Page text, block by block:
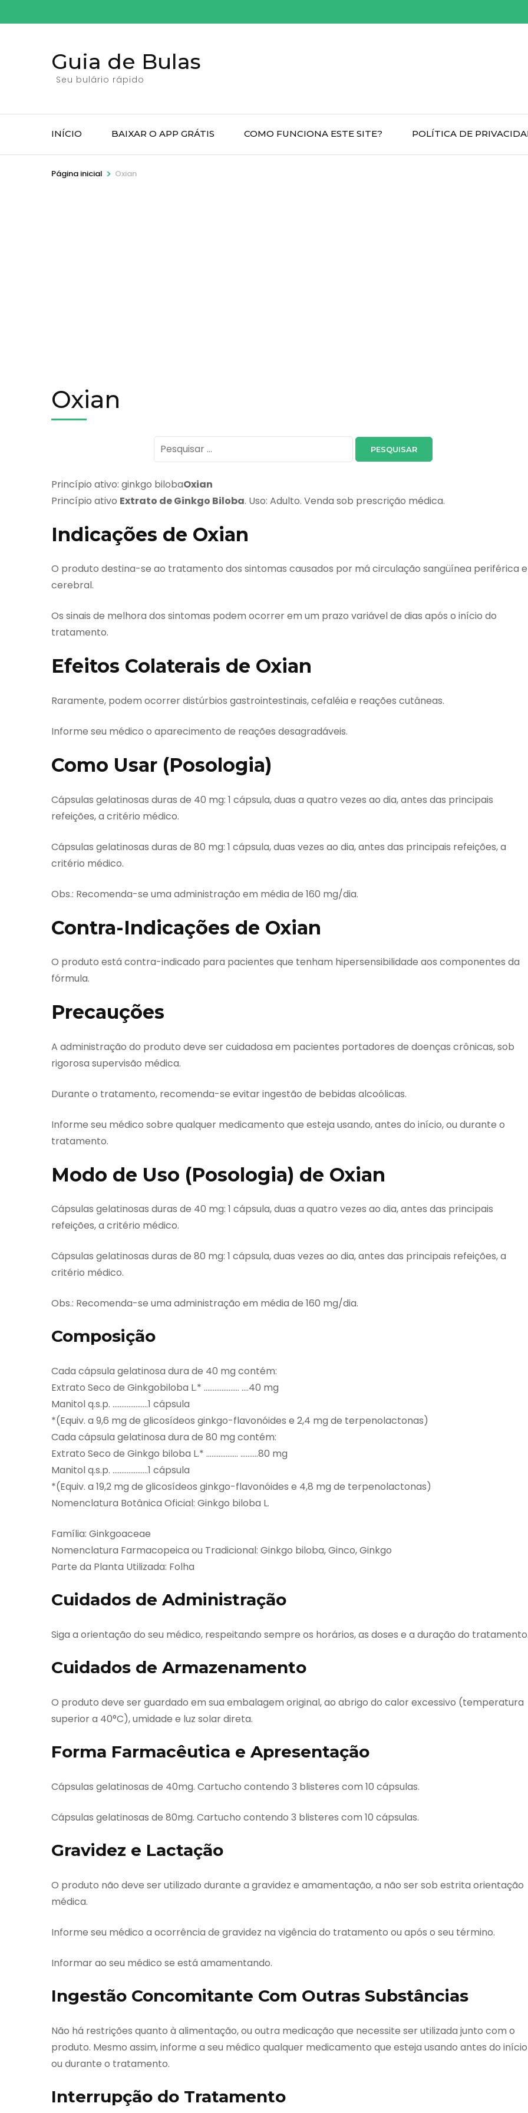
para
Guia de Bulas
Seu bulário rápido
INÍCIO BAIXAR O APP GRÁTIS COMO FUNCIONA ESTE SITE? POLÍTICA DE
Página inicial > Oxian
Oxian
Pesquisar
por:
Princípio ativo: ginkgo bilobaOxian
Princípio ativo Extrato de Ginkgo Biloba. Uso: Adulto. Venda sob prescrição médica.
Indicações de Oxian
O produto destina-se ao tratamento dos sintomas causados por má circulação sangüínea periférica e
cerebral.
Os sinais de melhora dos sintomas podem ocorrer em um prazo variável de dias após o início do
tratamento.
Efeitos Colaterais de Oxian
Raramente, podem ocorrer distúrbios gastrointestinais, cefaléia e reações cutâneas.
Informe seu médico o aparecimento de reações desagradáveis.
Como Usar (Posologia)
Cápsulas gelatinosas duras de 40 mg: 1 cápsula, duas a quatro vezes ao dia, antes das principais
refeições, a critério médico.
Cápsulas gelatinosas duras de 80 mg: 1 cápsula, duas vezes ao dia, antes das principais refeições, a
critério médico.
Obs.: Recomenda-se uma administração em média de 160 mg/dia.
Contra-Indicações de Oxian
O produto está contra-indicado para pacientes que tenham hipersensibilidade aos componentes da
fórmula.
Precauções
A administração do produto deve ser cuidadosa em pacientes portadores de doenças crônicas, sob
rigorosa supervisão médica.
Durante o tratamento, recomenda-se evitar ingestão de bebidas alcoólicas.
Informe seu médico sobre qualquer medicamento que esteja usando, antes do início, ou durante o
tratamento.
Modo de Uso (Posologia) de Oxian
Cápsulas gelatinosas duras de 40 mg: 1 cápsula, duas a quatro vezes ao dia, antes das principais
refeições, a critério médico.
Cápsulas gelatinosas duras de 80 mg: 1 cápsula, duas vezes ao dia, antes das principais refeições, a
critério médico.
Obs.: Recomenda-se uma administração em média de 160 mg/dia.
Composição
Cada cápsula gelatinosa dura de 40 mg contém:
Extrato Seco de Ginkgobiloba L.* ……………….. ….40 mg
Manitol q.s.p. ………………..1 cápsula
*(Equiv. a 9,6 mg de glicosídeos ginkgo-flavonóides e 2,4 mg de terpenolactonas)
Cada cápsula gelatinosa dura de 80 mg contém:
Extrato Seco de Ginkgo biloba L.* ……………… ……….80 mg
Manitol q.s.p. ………………..1 cápsula
*(Equiv. a 19,2 mg de glicosídeos ginkgo-flavonóides e 4,8 mg de terpenolactonas)
Nomenclatura Botânica Oficial: Ginkgo biloba L.
Família: Ginkgoaceae
Nomenclatura Farmacopeica ou Tradicional: Ginkgo biloba, Ginco, Ginkgo
Parte da Planta Utilizada: Folha
Cuidados de Administração
Siga a orientação do seu médico, respeitando sempre os horários, as doses e a duração do tratamento.
Cuidados de Armazenamento
O produto deve ser guardado em sua embalagem original, ao abrigo do calor excessivo (temperatura
superior a 40°C), umidade e luz solar direta.
Forma Farmacêutica e Apresentação
Cápsulas gelatinosas de 40mg. Cartucho contendo 3 blisteres com 10 cápsulas.
Cápsulas gelatinosas de 80mg. Cartucho contendo 3 blisteres com 10 cápsulas.
Gravidez e Lactação
O produto não deve ser utilizado durante a gravidez e amamentação, a não ser sob estrita orientação
médica.
Informe seu médico a ocorrência de gravidez na vigência do tratamento ou após o seu término.
Informar ao seu médico se está amamentando.
Ingestão Concomitante Com Outras Substâncias
Não há restrições quanto à alimentação, ou outra medicação que necessite ser utilizada junto com o
produto. Mesmo assim, informe a seu médico qualquer medicamento que esteja usando antes do início
ou durante o tratamento.
Interrupção do Tratamento